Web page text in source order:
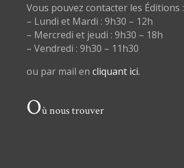
Vous pouvez contacter les Éditions :
– Lundi et Mardi : 9h30 – 12h
– Mercredi et jeudi : 9h30 – 18h
– Vendredi : 9h30 – 11h30
ou par mail en cliquant ici.
Où nous trouver